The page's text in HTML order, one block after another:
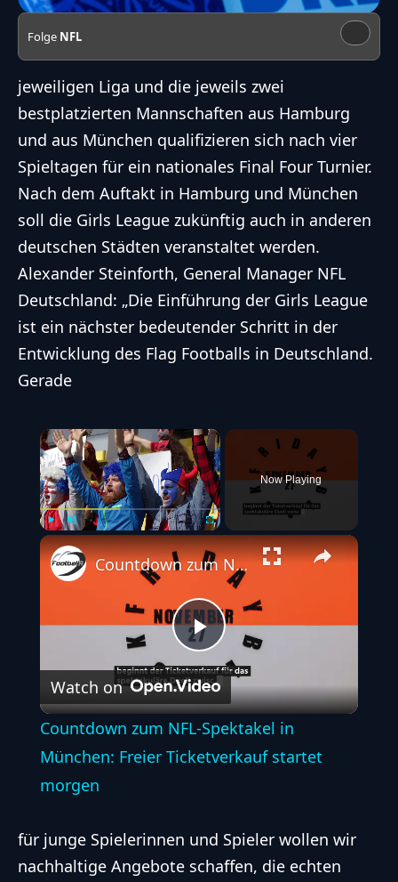
Folge NFL
jeweiligen Liga und die jeweils zwei
bestplatzierten Mannschaften aus Hamburg
und aus München qualifizieren sich nach vier
Spieltagen für ein nationales Final Four Turnier.
Nach dem Auftakt in Hamburg und München
soll die Girls League zukünftig auch in anderen
deutschen Städten veranstaltet werden.
Alexander Steinforth, General Manager NFL
Deutschland: „Die Einführung der Girls League
ist ein nächster bedeutender Schritt in der
Entwicklung des Flag Footballs in Deutschland.
Gerade
×
Play Unmute Fullscreen
Now Playing
P
l
a
V
Countdown zum NFL-Spektakel in München: Freier Ticketverkauf startet morgen
Watch on
Countdown zum NFL-Spektakel in
München: Freier Ticketverkauf startet
morgen
für junge Spielerinnen und Spieler wollen wir
nachhaltige Angebote schaffen, die echten